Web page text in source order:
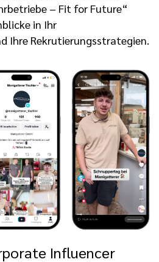
– Fit for Future“
in Ihr
Ihre Rekrutierungsstrategien.
Influencer